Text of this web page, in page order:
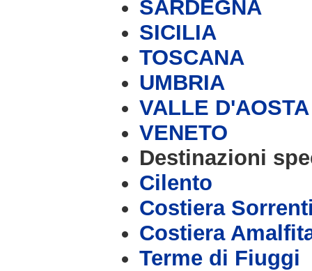
SARDEGNA
SICILIA
TOSCANA
UMBRIA
VALLE D'AOSTA
VENETO
Destinazioni
Cilento
Costiera
Costiera
Terme di Fiuggi